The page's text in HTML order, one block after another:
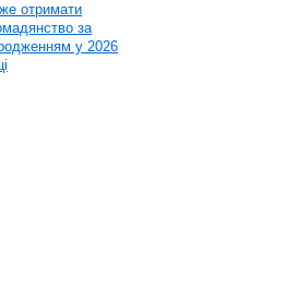
отримати
за
у 2026